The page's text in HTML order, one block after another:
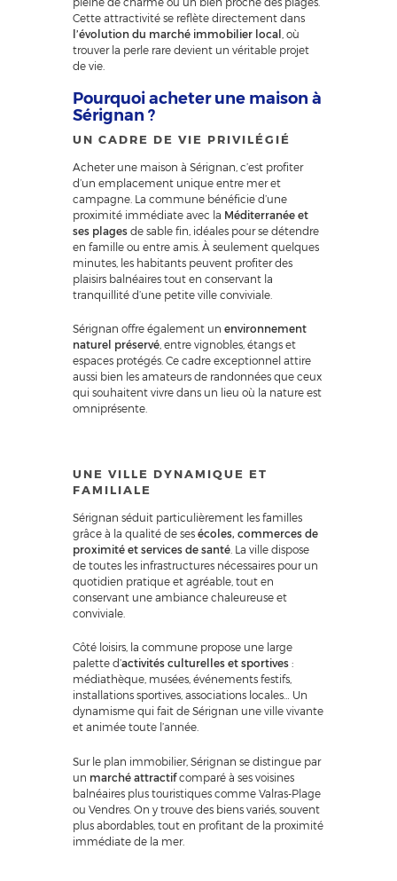
Cette attractivité se reflète directement dans
l’évolution du marché immobilier local , où
trouver la perle rare devient un véritable projet
de vie.
Pourquoi acheter une maison à
Sérignan ?
UN CADRE DE VIE PRIVILÉGIÉ
Acheter une maison à Sérignan, c’est profiter
d’un emplacement unique entre mer et
campagne. La commune bénéficie d’une
proximité immédiate avec la Méditerranée et
ses plages de sable fin, idéales pour se détendre
en famille ou entre amis. À seulement quelques
minutes, les habitants peuvent profiter des
plaisirs balnéaires tout en conservant la
tranquillité d’une petite ville conviviale.
Sérignan offre également unenvironnement
naturel préservé, entre vignobles, étangs et
espaces protégés. Ce cadre exceptionnel attire
aussi bien les amateurs de randonnées que ceux
qui souhaitent vivre dans un lieu où la nature est
omniprésente.
UNE VILLE DYNAMIQUE ET
FAMILIALE
Sérignan séduit particulièrement les familles
grâce à la qualité de sesécoles, commerces de
proximité et services de santé. La ville dispose
de toutes les infrastructures nécessaires pour un
quotidien pratique et agréable, tout en
conservant une ambiance chaleureuse et
conviviale.
Côté loisirs, la commune propose une large
palette d’activités culturelles et sportives :
médiathèque, musées, événements festifs,
installations sportives, associations locales… Un
dynamisme qui fait de Sérignan une ville vivante
et animée toute l’année.
Sur le plan immobilier, Sérignan se distingue par
un marché attractifcomparé à ses voisines
balnéaires plus touristiques comme Valras-Plage
ou Vendres. On y trouve des biens variés, souvent
plus abordables, tout en profitant de la proximité
immédiate de la mer.